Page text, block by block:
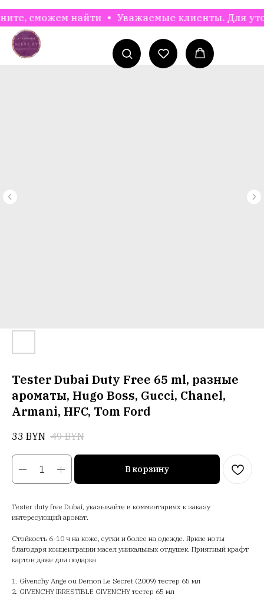
найти Уважаемые клиенты. Для
Tester Dubai Duty Free 65 ml, разные
ароматы, Hugo Boss, Gucci, Chanel,
Armani, HFC, Tom Ford
33 BYN 49 BYN
В корзину
Tester duty free Dubai, указывайте в комментариях к заказу
интересующий аромат.
Стойкость 6-10 ч на коже, сутки и более на одежде. Яркие ноты
благодаря концентрации масел уникальных отдушек. Приятный крафт
картон даже для подарка
1. Givenchy Ange ou Demon Le Secret (2009) тестер 65 мл
2. GIVENCHY IRRESTIBLE GIVENCHY тестер 65 мл